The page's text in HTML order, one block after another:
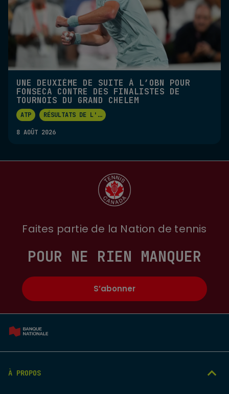
UNE DEUXIÈME DE SUITE À L’OBN POUR
FONSECA CONTRE DES FINALISTES DE
TOURNOIS DU GRAND CHELEM
ATP RÉSULTATS DE L' ...
8 AOÛT 2026
À PROPOS
Faites partie de la Nation de tennis
POUR NE RIEN MANQUER
S’abonner